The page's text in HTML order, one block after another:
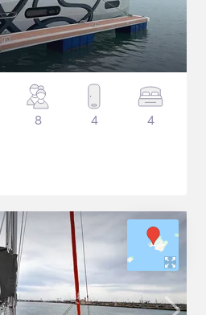
8 4 4